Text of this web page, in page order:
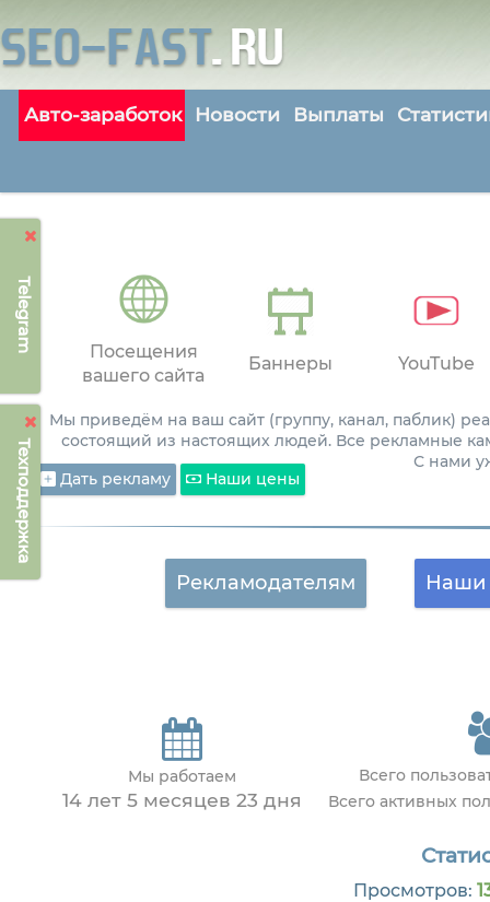
Telegram
Техподдержка
Авто-заработок Новости Выплаты
Посещения
вашего сайта
Баннеры YouTube
Мы приведём на ваш сайт (группу, канал, паблик)
состоящий из настоящих людей. Все рекламные
С нами
Дать рекламу
Наши цены
Рекламодателям Наши
Мы работаем
14 лет 5 месяцев 23 дня
Всего
Всего активных
Просмотров: